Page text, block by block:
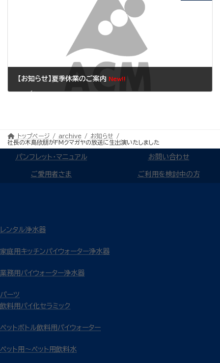
【お知らせ】夏季休業のご案内 New!!
2026年8月1日
トップページ archive
お知らせ
社長の木島欣朋がFMクマガヤの放送に生出演いたしました
パンフレット・マニュアル お問い合わせ
ご愛用者さま ご利用を検討中の方
レンタル浄水器
家庭用キッチンパイウォーター浄水器
業務用パイウォーター浄水器
パーツ
飲料用パイ化セラミック
ペットボトル飲料用パイウォーター
ペット用～ペット用飲料水